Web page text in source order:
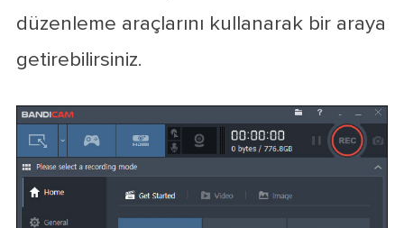
düzenleme araçlarını kullanarak bir araya
getirebilirsiniz.